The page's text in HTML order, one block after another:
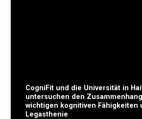
CogniFit und die Universität in
untersuchen den
wichtigen kognitiven Fähigkeiten
Legasthenie